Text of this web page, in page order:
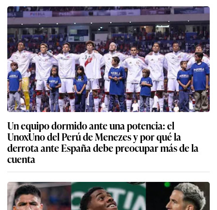
Un equipo dormido ante una potencia: el
UnoxUno del Perú de Menezes y por qué la
derrota ante España debe preocupar más de la
cuenta